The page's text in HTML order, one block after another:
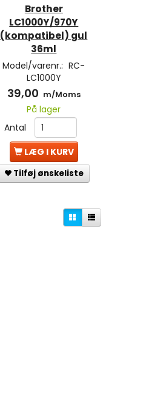
Brother
LC1000Y/970Y
(kompatibel) gul
36ml
Model/varenr.: RC-
LC1000Y
39,00 m/Moms
På lager
Antal
LÆG I KURV
Tilføj ønskeliste